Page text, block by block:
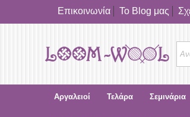
Επικοινωνία Το Blog μας
Αργαλειοί Τελάρα Σεμινάρια